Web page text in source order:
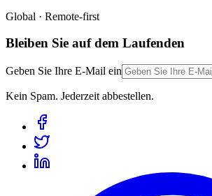
Global · Remote-first
Bleiben Sie auf dem Laufenden
Geben Sie Ihre E-Mail ein
Kein Spam. Jederzeit abbestellen.